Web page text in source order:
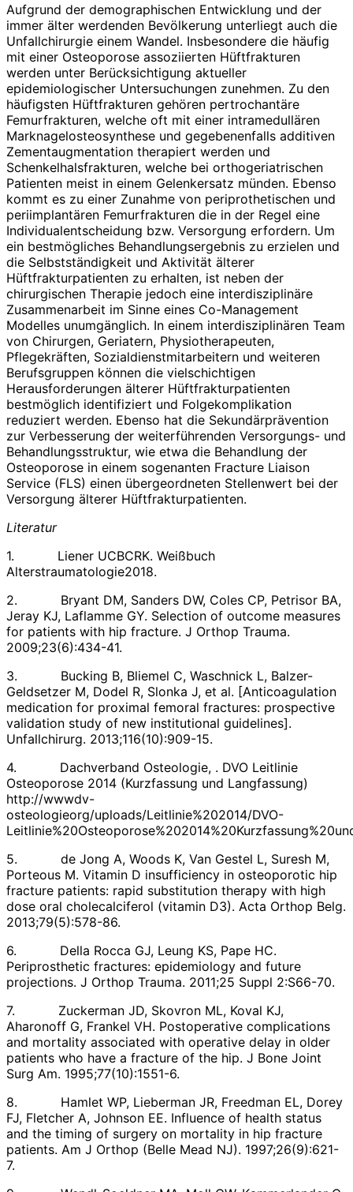
Aufgrund der demographischen Entwicklung und der
immer älter werdenden Bevölkerung unterliegt auch die
Unfallchirurgie einem Wandel. Insbesondere die häufig
mit einer Osteoporose assoziierten Hüftfrakturen
werden unter Berücksichtigung aktueller
epidemiologischer Untersuchungen zunehmen. Zu den
häufigsten Hüftfrakturen gehören pertrochantäre
Femurfrakturen, welche oft mit einer intramedullären
Marknagelosteosynthese und gegebenenfalls additiven
Zementaugmentation therapiert werden und
Schenkelhalsfrakturen, welche bei orthogeri­atrischen
Patienten meist in einem Gelenkersatz münden. Ebenso
kommt es zu einer Zunahme von periprothetischen und
periimplantären Femurfrakturen die in der Regel eine
Individualentscheidung bzw. Versorgung erfordern. Um
ein bestmögliches Behandlungsergebnis zu erzielen und
die Selbstständigkeit und Aktivität älterer
Hüftfrakturpatienten zu erhalten, ist neben der
chirurgischen Therapie jedoch eine interdisziplinäre
Zusammenarbeit im Sinne eines Co-Management
Modelles unumgänglich. In einem interdisziplinären Team
von Chirurgen, Geriatern, Physiotherapeuten,
Pflegekräften, Sozialdienstmitarbeitern und weiteren
Berufsgruppen können die vielschichtigen
Herausforderungen älterer Hüftfrakturpatienten
bestmöglich identifiziert und Folgekom­plikation
reduziert werden. Ebenso hat die Sekundärprävention
zur Verbesserung der weiterführenden Versorgungs- und
Behandlungsstruktur, wie etwa die Behandlung der
Osteoporose in einem sogenanten Fracture Liaison
Service (FLS) einen übergeordneten Stellenwert bei der
Versorgung älterer Hüftfrakturpatienten.
Literatur
1. Liener UCBCRK. Weißbuch
Alterstraumatologie2018.
2. Bryant DM, Sanders DW, Coles CP, Petrisor BA,
Jeray KJ, Laflamme GY. Selection of outcome measures
for patients with hip fracture. J Orthop Trauma.
2009;23(6):434-41.
3. Bucking B, Bliemel C, Waschnick L, Balzer-
Geldsetzer M, Dodel R, Slonka J, et al. [Anticoagulation
medication for proximal femoral fractures: prospective
validation study of new institutional guidelines].
Unfallchirurg. 2013;116(10):909-15.
4. Dachverband Osteologie, . DVO Leitlinie
Osteoporose 2014 (Kurzfassung und Langfassung)
http://wwwdv-
osteologieorg/uploads/Leitlinie%202014/DVO-
5. de Jong A, Woods K, Van Gestel L, Suresh M,
Porteous M. Vitamin D insufficiency in osteoporotic hip
fracture patients: rapid substitution therapy with high
dose oral cholecalciferol (vitamin D3). Acta Orthop Belg.
2013;79(5):578-86.
6. Della Rocca GJ, Leung KS, Pape HC.
Periprosthetic fractures: epidemiology and future
projections. J Orthop Trauma. 2011;25 Suppl 2:S66-70.
7. Zuckerman JD, Skovron ML, Koval KJ,
Aharonoff G, Frankel VH. Postoperative complications
and mortality associated with operative delay in older
patients who have a fracture of the hip. J Bone Joint
Surg Am. 1995;77(10):1551-6.
8. Hamlet WP, Lieberman JR, Freedman EL, Dorey
FJ, Fletcher A, Johnson EE. Influence of health status
and the timing of surgery on mortality in hip fracture
patients. Am J Orthop (Belle Mead NJ). 1997;26(9):621-
7.